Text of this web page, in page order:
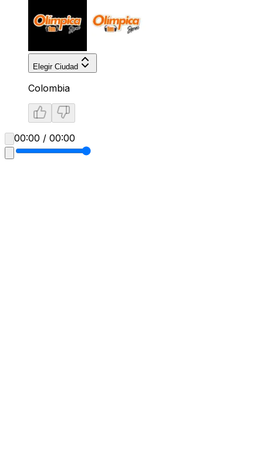
Elegir Ciudad
Colombia
00:00 / 00:00